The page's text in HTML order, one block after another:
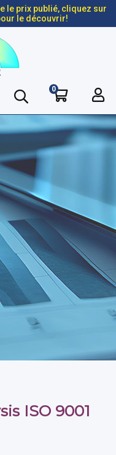
le prix publié, cliquez sur
le découvrir!
0
ISO 9001